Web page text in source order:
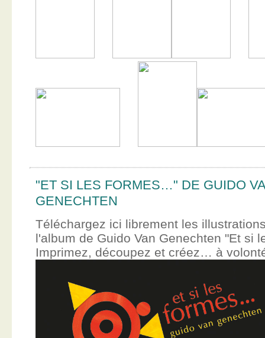
"ET SI LES FORMES…" DE GUIDO
GENECHTEN
Téléchargez ici librement les
l'album de Guido Van Genechten "Et si
Imprimez, découpez et créez… à